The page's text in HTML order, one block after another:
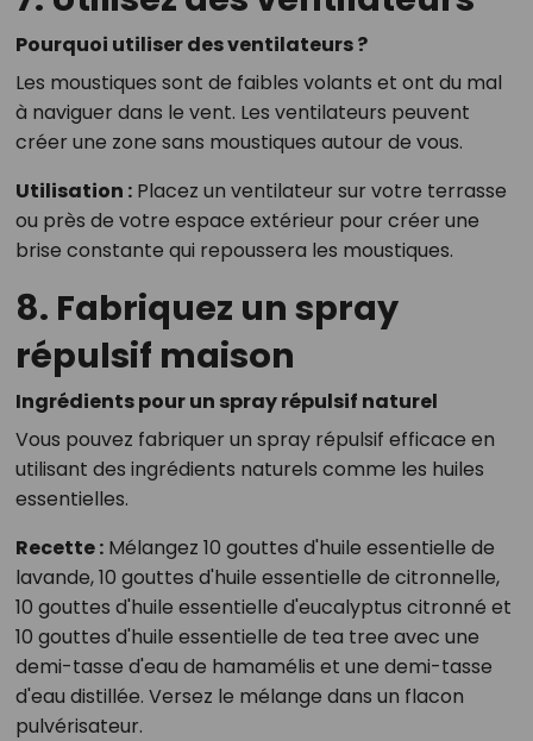
Pourquoi utiliser des ventilateurs ?
Les moustiques sont de faibles volants et ont du mal
à naviguer dans le vent. Les ventilateurs peuvent
créer une zone sans moustiques autour de vous.
Utilisation :Placez un ventilateur sur votre terrasse
ou près de votre espace extérieur pour créer une
brise constante qui repoussera les moustiques.
8. Fabriquez un spray
répulsif maison
Ingrédients pour un spray répulsif naturel
Vous pouvez fabriquer un spray répulsif efficace en
utilisant des ingrédients naturels comme les huiles
essentielles.
Recette :Mélangez 10 gouttes d'huile essentielle de
lavande, 10 gouttes d'huile essentielle de citronnelle,
10 gouttes d'huile essentielle d'eucalyptus citronné et
10 gouttes d'huile essentielle de tea tree avec une
demi-tasse d'eau de hamamélis et une demi-tasse
d'eau distillée. Versez le mélange dans un flacon
pulvérisateur.